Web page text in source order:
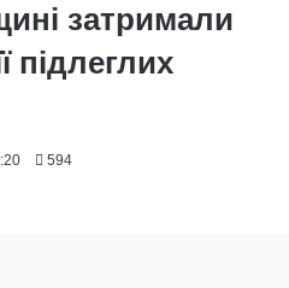
затримали
підлеглих
594